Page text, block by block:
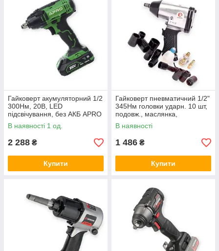
Гайковерт акумуляторний 1/2
300Нм, 20В, LED
підсвічування, без АКБ APRO
В наявності 1 од.
2 288 ₴
Купити
Гайковерт пневматичний 1/2"
345Нм головки ударн. 10 шт,
подовж., маслянка,
штуцер1/4"(кейс)
INTERTOOL
В наявності
1 486 ₴
Купити